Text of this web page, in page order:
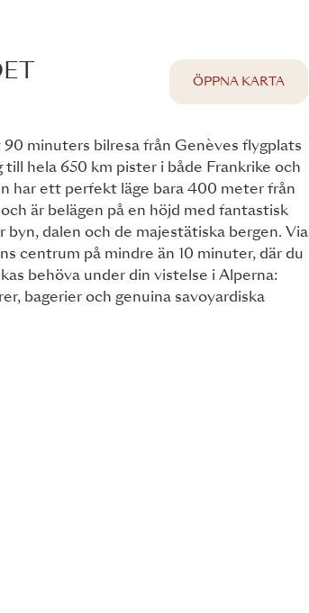
minuters bilresa från Genèves flygplats
hela 650 km pister i både Frankrike och
har ett perfekt läge bara 400 meter från
är belägen på en höjd med fantastisk
byn, dalen och de majestätiska bergen. Via
centrum på mindre än 10 minuter, där du
behöva under din vistelse i Alperna:
bagerier och genuina savoyardiska
ÖPPNA KARTA